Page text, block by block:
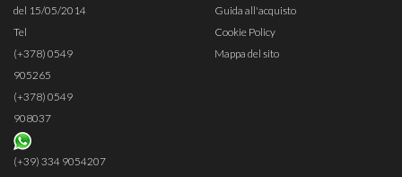
del 15/05/2014
Tel
(+378) 0549
905265
(+378) 0549
908037
(+39) 334 9054207
Guida all'acquisto
Cookie Policy
Mappa del sito